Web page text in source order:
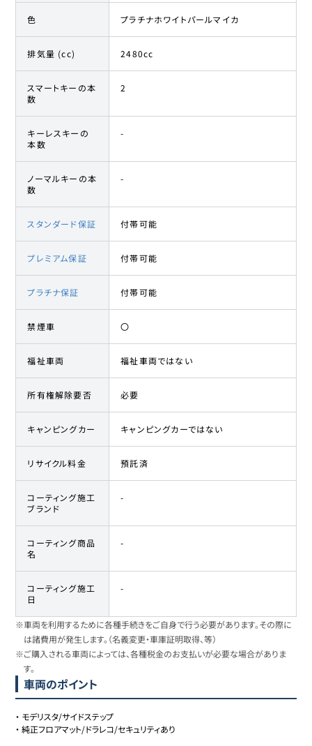
色 プラチナホワイトパールマイカ
排気量 (cc) 2480cc
スマートキーの本
数
2
キーレスキーの
本数
-
ノーマルキーの本
数
-
スタンダード保証 付帯可能
プレミアム保証 付帯可能
プラチナ保証 付帯可能
禁煙車 〇
福祉車両 福祉車両ではない
所有権解除要否 必要
キャンピングカー キャンピングカーではない
リサイクル料金 預託済
コーティング施工
ブランド
-
コーティング商品
名
-
コーティング施工
日
-
※車両を利用するために各種手続きをご自身で行う必要があります。その際に
は諸費用が発生します。（名義変更・車庫証明取得、等）
※ご購入される車両によっては、各種税金のお支払いが必要な場合がありま
す。
車両のポイント
・ モデリスタ/サイドステップ
・純正フロアマット/ドラレコ/セキュリティあり